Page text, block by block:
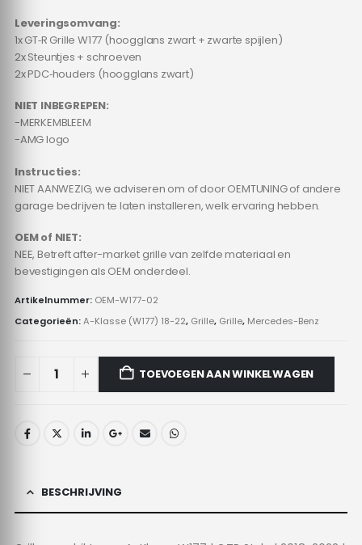
Leveringsomvang:
1x GT‑R Grille W177 (hoogglans zwart + zwarte spijlen)
2x Steuntjes + schroeven
2x PDC‑houders (hoogglans zwart)
NIET INBEGREPEN:
-MERKEMBLEEM
-AMG logo
Instructies:
NIET AANWEZIG, we adviseren om of door OEMTUNING of andere
garage bedrijven te laten installeren, welk ervaring hebben.
OEM of NIET:
NEE, Betreft after-market grille van zelfde materiaal en
bevestigingen als OEM onderdeel.
Artikelnummer: OEM-W177-02
Categorieën:A-Klasse (W177) 18-22, Grille, Grille, Mercedes-Benz
TOEVOEGEN AAN WINKELWAGEN
BESCHRIJVING